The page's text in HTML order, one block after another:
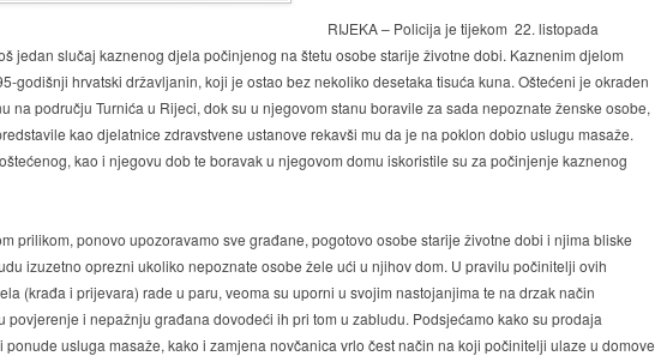
RIJEKA – Policija je tijekom 22. listopada
jedan slučaj kaznenog djela počinjenog na štetu osobe starije životne dobi. Kaznenim djelom
godišnji hrvatski državljanin, koji je ostao bez nekoliko desetaka tisuća kuna. Oštećeni je okraden
na području Turnića u Rijeci, dok su u njegovom stanu boravile za sada nepoznate ženske osobe,
kao djelatnice zdravstvene ustanove rekavši mu da je na poklon dobio uslugu masaže.
kao i njegovu dob te boravak u njegovom domu iskoristile su za počinjenje kaznenog
prilikom, ponovo upozoravamo sve građane, pogotovo osobe starije životne dobi i njima bliske
izuzetno oprezni ukoliko nepoznate osobe žele ući u njihov dom. U pravilu počinitelji ovih
(krađa i prijevara) rade u paru, veoma su uporni u svojim nastojanjima te na drzak način
povjerenje i nepažnju građana dovodeći ih pri tom u zabludu. Podsjećamo kako su prodaja
ponude usluga masaže, kako i zamjena novčanica vrlo čest način na koji počinitelji ulaze u domove